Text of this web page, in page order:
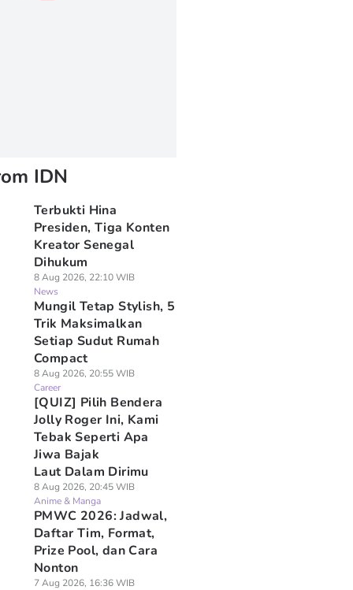
IDN
Terbukti Hina
Presiden, Tiga Konten
Kreator Senegal
Dihukum
8 Aug 2026, 22:10 WIB
News
Mungil Tetap Stylish, 5
Trik Maksimalkan
Setiap Sudut Rumah
Compact
8 Aug 2026, 20:55 WIB
Career
[QUIZ] Pilih Bendera
Jolly Roger Ini, Kami
Tebak Seperti Apa
Jiwa Bajak
Laut Dalam Dirimu
8 Aug 2026, 20:45 WIB
Anime & Manga
PMWC 2026: Jadwal,
Daftar Tim, Format,
Prize Pool, dan Cara
Nonton
7 Aug 2026, 16:36 WIB